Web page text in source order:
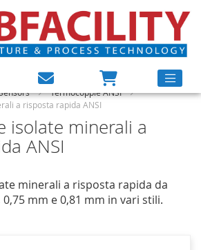
Termocoppie ANSI
a risposta rapida ANSI
isolate minerali a
ANSI
minerali a risposta rapida da
mm e 0,81 mm in vari stili.